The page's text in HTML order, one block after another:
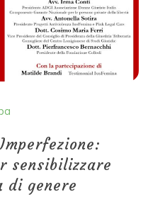
sensibilizzare
di genere